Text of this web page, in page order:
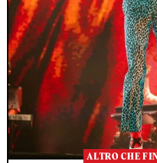
ALTRO CHE